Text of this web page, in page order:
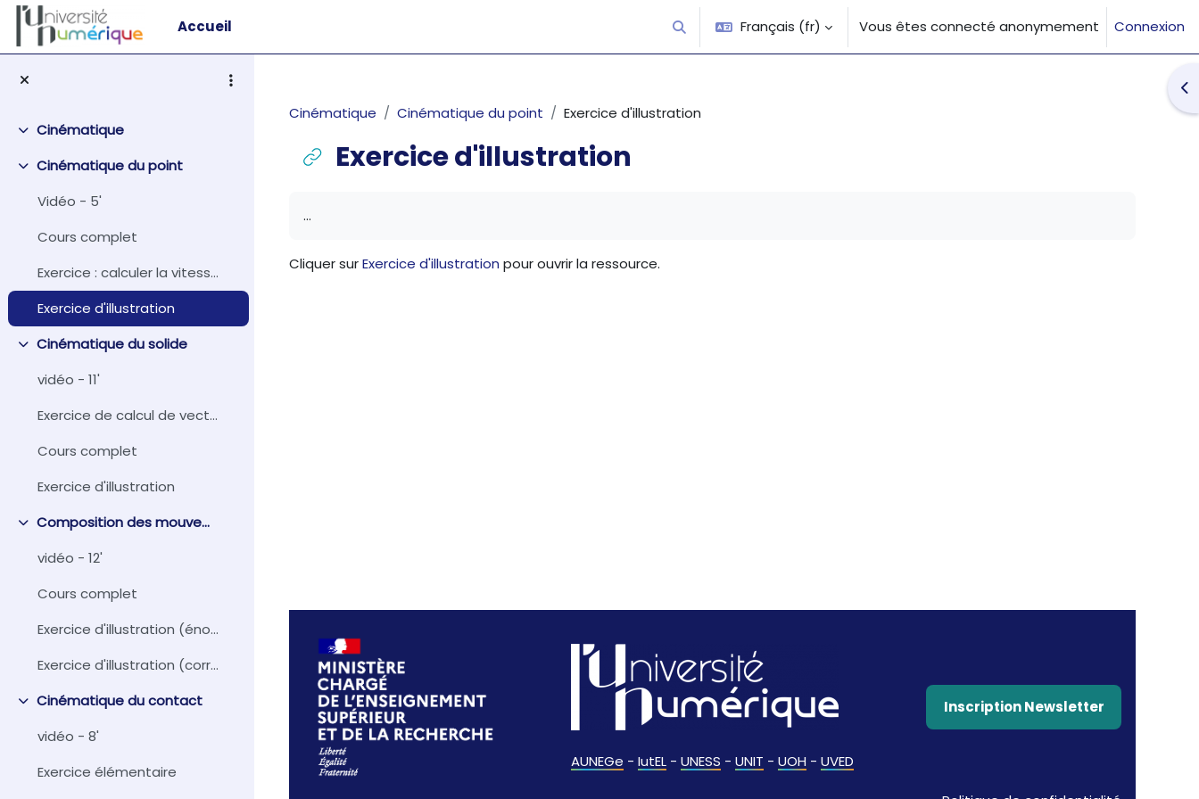
Passer au contenu principal
Accueil
Activer/désactiver la saisie de recherche
Français ‎(fr)‎ Vous êtes connecté anonymement Connexion
Replier
Cinématique
Replier
Cinématique du point
Vidéo - 5'
Cours complet
Exercice : calculer la vitesse en coordonnées pola...
Exercice d'illustration
Replier
Cinématique du solide
vidéo - 11'
Exercice de calcul de vecteur rotation
Cours complet
Exercice d'illustration
Replier
Composition des mouvements
vidéo - 12'
Cours complet
Exercice d'illustration (énoncé)
Exercice d'illustration (corrigé)
Replier
Cinématique du contact
vidéo - 8'
Exercice élémentaire
Cinématique
Cinématique du point Exercice d'illustration
Exercice d'illustration
...
Cliquer surExercice d'illustration pour ouvrir la ressource.
AUNEGe - IutEL - UNESS - UNIT - UOH - UVED
Inscription Newsletter